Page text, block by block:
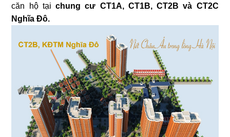
căn hộ tạichung cư CT1A, CT1B, CT2B và CT2C
Nghĩa Đô.